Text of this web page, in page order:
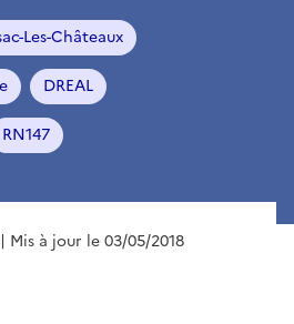
Les-Châteaux
DREAL
RN147
| Mis à jour le 03/05/2018